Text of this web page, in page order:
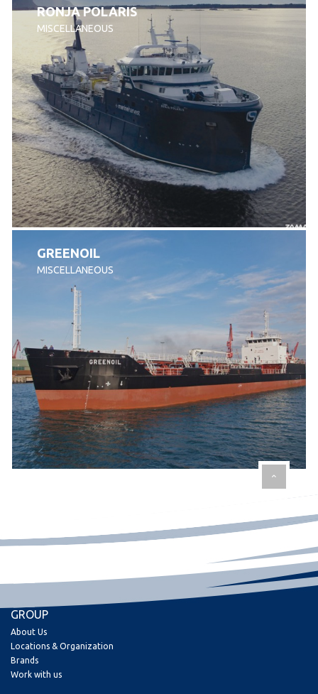
RONJA POLARIS
MISCELLANEOUS
GREENOIL
MISCELLANEOUS
GROUP
About Us
Locations & Organization
Brands
Work with us